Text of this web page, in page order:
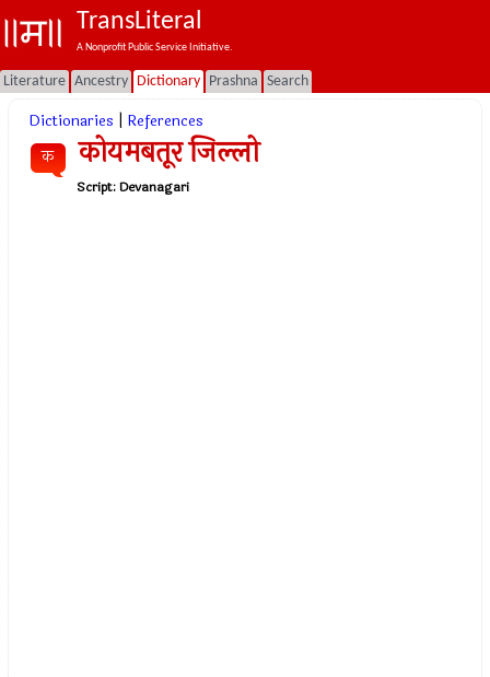
TransLiteral
A Nonprofit Public Service Initiative.
Literature Ancestry Dictionary Prashna Search
Dictionaries References
क कोयमबतूर जिल्लो
Script:Devanagari